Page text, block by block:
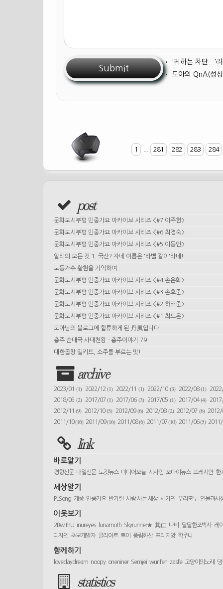
• '귀하는 차단...'
• 도아의 QnA(성
1 281 282 283 284
post
문화도시부평 민중가요 아카이브 시리즈 <#7 이주헌>
문화도시부평 민중가요 아카이브 시리즈 <#6 최경숙>
문화도시부평 민중가요 아카이브 시리즈 <#5 이동언>
알리의 모든 것 1. 국산? 자네 이름은 '라벨 갈이'라네!
노동가수 황현을 기억하며...
문화도시부평 민중가요 아카이브 시리즈 <#4 손은화>
문화도시부평 민중가요 아카이브 시리즈 <#3 손호준>
문화도시부평 민중가요 아카이브 시리즈 <#2 하태준>
문화도시부평 민중가요 아카이브 시리즈 <#1 최도은>
도아님의 블로그에 합류하게 된 丹風입니다.
충주 순대국 사대천왕 - 충주이야기 79
대한곱창 밀키트, 소주를 부르는 맛!
archive
2023/01 (1) 2022/12(1) 2022/11(1) 2022/10 (3) 2022/08(1)
2018/05 (2) 2017/07(1) 2017/06(3) 2017/05 (1) 2017/04(4)
2012/11(9) 2012/10(5) 2012/09(6) 2012/08 (2) 2012/07 (6)
2011/10(16) 2011/09(16) 2011/08(6) 2011/07(10) 2011/06(5)
link
바로알기
경향신문 내일신문 노컷뉴스 미디어오늘 시사인 오마이뉴스 프레시안 한
세상알기
PLSong 개종 민중가요 반기련 사람 사는 세상 세기연 우리모두 인물과사
이웃보기
2BwithU inureyes lunamoth Skyrunner★ 其仁 나비 달달한조박사 레
디자인 초보개발자 클리아르 토이 풍림화산 프리지앙 학주니
함께하기
lovedaydream noopy oneniner Semjei wurifen zasfe 고양이의노래
statistics